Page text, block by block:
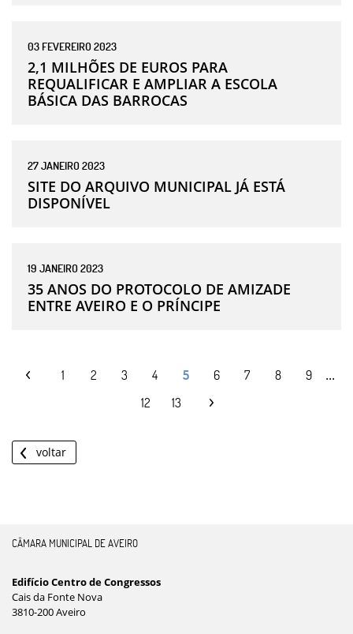
03 FEVEREIRO2023
2,1 MILHÕES DE EUROS PARA
REQUALIFICAR E AMPLIAR A ESCOLA
BÁSICA DAS BARROCAS
27JANEIRO2023
SITE DO ARQUIVO MUNICIPAL JÁ ESTÁ
DISPONÍVEL
19 JANEIRO2023
35 ANOS DO PROTOCOLO DE AMIZADE
ENTRE AVEIRO E O PRÍNCIPE
1 2 3 4 5 6 7 8 9 ...
12 13
voltar
CÂMARA MUNICIPAL DE AVEIRO
Edifício Centro de Congressos
Cais da Fonte Nova
3810-200 Aveiro